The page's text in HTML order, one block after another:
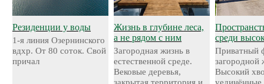
Резиденции у воды
1-я линия Озернинского
вдхр. От 80 соток. Свой
причал
Жизнь в глубине леса,
а не рядом с ним
Загородная жизнь в
естественной среде.
Вековые деревья,
среди
Приватный
загородной
Высокий